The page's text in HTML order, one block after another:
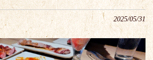
2025/05/31